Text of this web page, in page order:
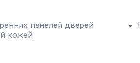
панелей дверей
кожей